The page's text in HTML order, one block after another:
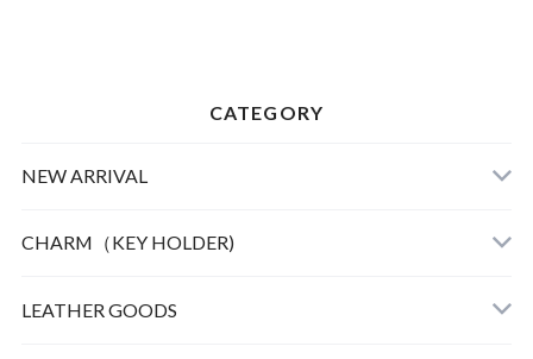
CATEGORY
NEW ARRIVAL
LEATHER
CHARM（KEY HOLDER)
LEATHER GOODS